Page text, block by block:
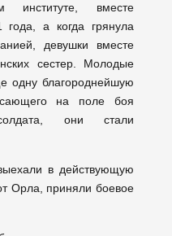
институте, вместе
а когда грянула
девушки вместе
сестер. Молодые
одну благороднейшую
на поле боя
они стали
в действующую
Орла, приняли боевое